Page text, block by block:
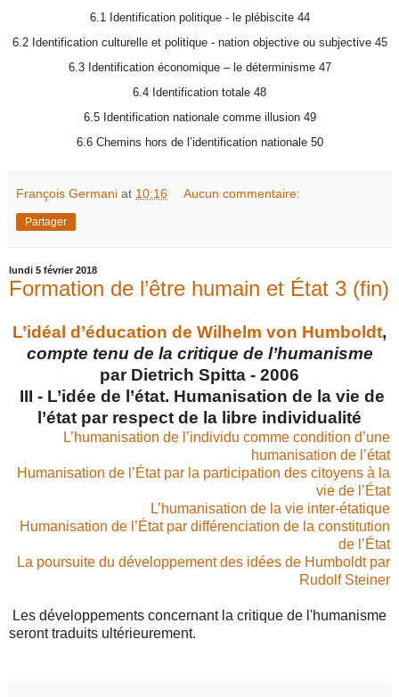
6.1 Identification politique - le plébiscite 44
6.2 Identification culturelle et politique - nation objective ou subjective 45
6.3 Identification économique – le déterminisme 47
6.4 Identification totale 48
6.5 Identification nationale comme illusion 49
6.6 Chemins hors de l’identification nationale 50
François Germani at 10:16 Aucun commentaire:
Partager
lundi 5 février 2018
Formation de l’être humain et État 3 (fin)
L’idéal d’éducation de Wilhelm von Humboldt,
compte tenu de la critique de l’humanisme
par Dietrich Spitta - 2006
III - L’idée de l’état. Humanisation de la vie de
l’état par respect de la libre individualité
L’humanisation de l’individu comme condition d’une
humani­sation de l’état
Humanisation de l’État par la participation des citoyens à la
vie de l’État
L’humanisation de la vie inter-étatique
Humanisation de l’État par différenciation de la constitution
de l’État
La poursuite du développement des idées de Humboldt par
Rudolf Steiner
Les développements concernant la critique de l'humanisme
seront traduits ultérieurement.